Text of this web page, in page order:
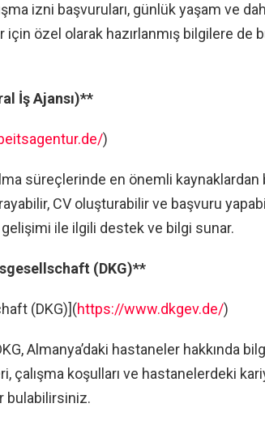
izni başvuruları, günlük yaşam ve
özel olarak hazırlanmış bilgilere de
İş Ajansı)**
)
süreçlerinde en önemli kaynaklardan
CV oluşturabilir ve başvuru
ile ilgili destek ve bilgi sunar.
(DKG)**
(DKG)](https://www.dkgev.de/)
Almanya’daki hastaneler hakkında
çalışma koşulları ve hastanelerdeki
bulabilirsiniz.